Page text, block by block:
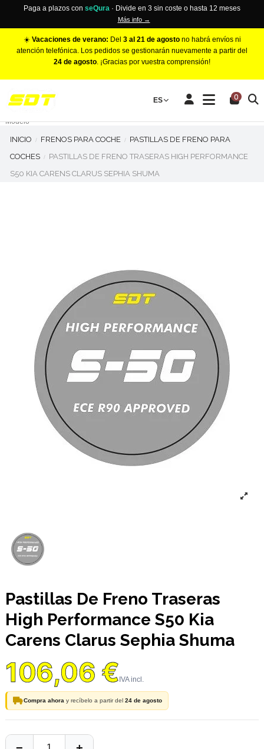
Paga a plazos con seQura · Divide en 3 sin coste o hasta 12 meses
Más info →
☀️ Vacaciones de verano: Del 3 al 21 de agostono habrá envíos ni
atención telefónica. Los pedidos se gestionarán nuevamente a partir del
24 de agosto. ¡Gracias por vuestra comprensión!
ES 0
Make
Modelo
INICIO FRENOS PARA COCHE
PASTILLAS DE FRENO PARA
COCHES
PASTILLAS DE FRENO TRASERAS HIGH PERFORMANCE
S50 KIA CARENS CLARUS SEPHIA SHUMA
Pastillas De Freno Traseras
High Performance S50 Kia
Carens Clarus Sephia Shuma
106,06 €
Compra ahora y recíbelo a partir del 24 de agosto